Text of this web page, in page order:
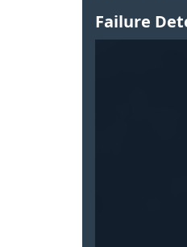
Failure